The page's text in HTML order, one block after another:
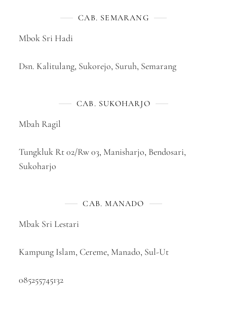
CAB. SEMARANG
Mbok Sri Hadi
Dsn. Kalitulang, Sukorejo, Suruh, Semarang
CAB. SUKOHARJO
Mbah Ragil
Tungkluk Rt 02/Rw 03, Manisharjo, Bendosari,
Sukoharjo
CAB. MANADO
Mbak Sri Lestari
Kampung Islam, Cereme, Manado, Sul-Ut
085255745132